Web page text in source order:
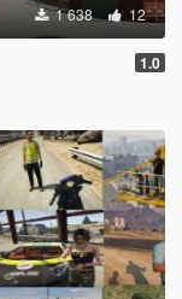
1 638 12
1.0